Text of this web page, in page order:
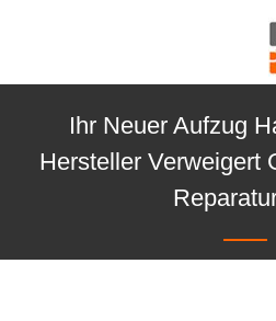
Ihr Neuer Aufzug
Hersteller Verweigert